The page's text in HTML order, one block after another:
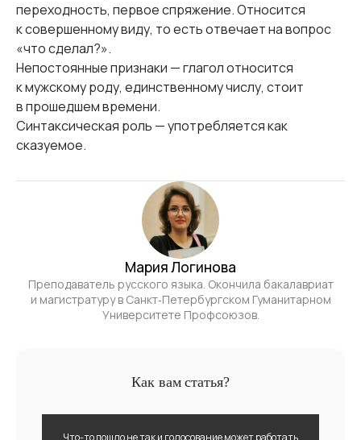
переходность, первое спряжение. Относится
к совершенному виду, то есть отвечает на вопрос
«что сделал?».
Непостоянные признаки — глагол относится
к мужскому роду, единственному числу, стоит
в прошедшем времени.
Синтаксическая роль — употребляется как
сказуемое.
Мария Логинова
Преподаватель русского языка. Окончила бакалавриат
и магистратуру в Санкт‑Петербургском Гуманитарном
Университете Профсоюзов.
Как вам статья?
Что-то пошло не так и голосование может работать